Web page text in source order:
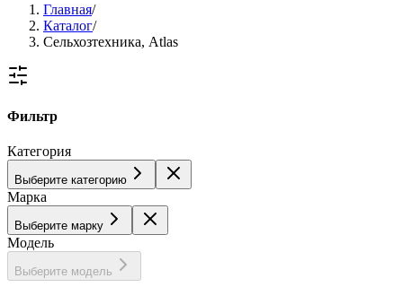
Главная/
Каталог/
Сельхозтехника, Atlas
Фильтр
Категория
Выберите категорию
Марка
Выберите марку
Модель
Выберите модель